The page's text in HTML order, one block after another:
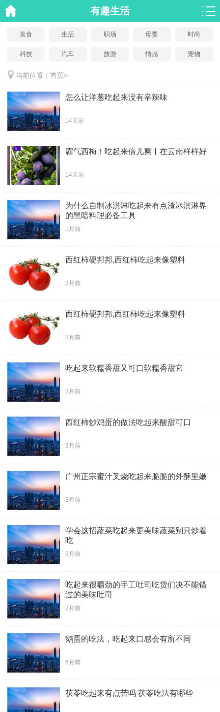
有趣生活
美食 生活 职场 母婴 时尚
科技 汽车 旅游 情感 宠物
当前位置： 首页>
怎么让洋葱吃起来没有辛辣味
14天前
霸气西梅！吃起来倍儿爽丨在云南样样好
14天前
为什么自制冰淇淋吃起来有点渣冰淇淋界
的黑暗料理必备工具
1月前
西红柿硬邦邦,西红柿吃起来像塑料
3月前
西红柿硬邦邦,西红柿吃起来像塑料
3月前
吃起来软糯香甜又可口软糯香甜它
3月前
西红柿炒鸡蛋的做法吃起来酸甜可口
3月前
广州正宗蜜汁叉烧吃起来脆脆的外酥里嫩
3月前
学会这招蔬菜吃起来更美味蔬菜别只炒着
吃
3月前
吃起来很嚼劲的手工吐司吃货们决不能错
过的美味吐司
3月前
鹅蛋的吃法，吃起来口感会有所不同
6月前
茯苓吃起来有点苦吗 茯苓吃法有哪些